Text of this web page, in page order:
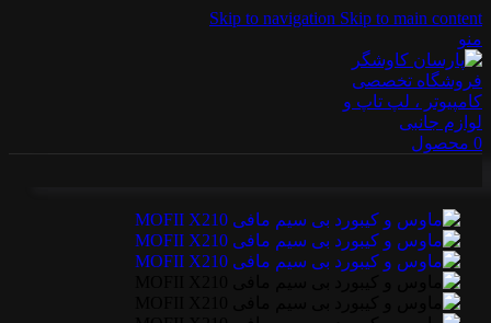
Skip to navigation Skip to main content
منو
0 محصول